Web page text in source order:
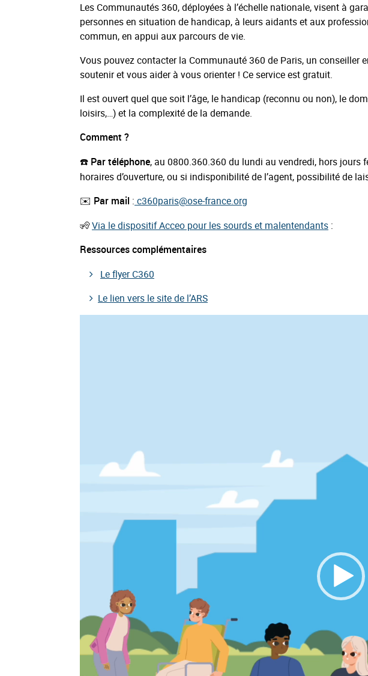
Les Communautés 360, déployées à l’échelle nationale, visent à
personnes en situation de handicap, à leurs aidants et aux
commun, en appui aux parcours de vie.
Vous pouvez contacter la Communauté 360 de Paris, un conseiller
soutenir et vous aider à vous orienter ! Ce service est gratuit.
Il est ouvert quel que soit l’âge, le handicap (reconnu ou non), le
loisirs,…) et la complexité de la demande.
Comment ?
☎️ Par téléphone, au 0800.360.360 du lundi au vendredi, hors jours
horaires d’ouverture, ou si indisponibilité de l’agent, possibilité de
✉️ Par mail : c360paris@ose-france.org
🧏Via le dispositif Acceo pour les sourds et malentendants :
Ressources complémentaires
Le flyer C360
Le lien vers le site de l’ARS